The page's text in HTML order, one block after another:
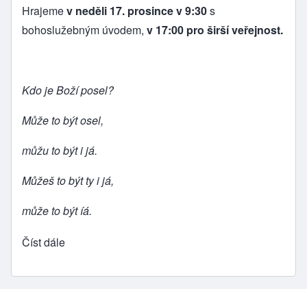
Hrajemev neděli 17. prosince v 9:30s
bohoslužebným úvodem, v 17:00 pro širší veřejnost.
Kdo je Boží posel?
Může to být osel,
můžu to být i já.
Můžeš to být ty i já,
může to být íá.
Číst dále